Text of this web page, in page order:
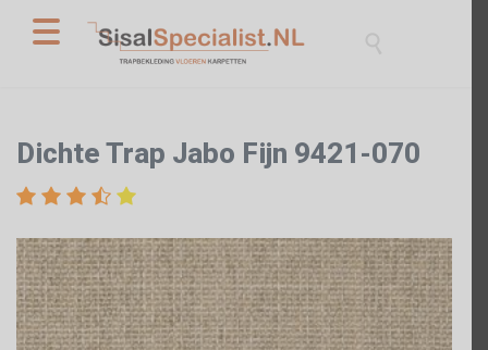
Dichte Trap Jabo Fijn 9421-070